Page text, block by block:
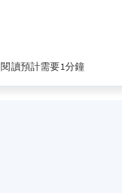
閱讀預計需要1分鐘